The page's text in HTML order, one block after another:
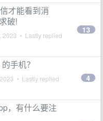
才能看到消
破!
2023 • Lastly replied
13
手机？
• Lastly replied
4
，有什么要注